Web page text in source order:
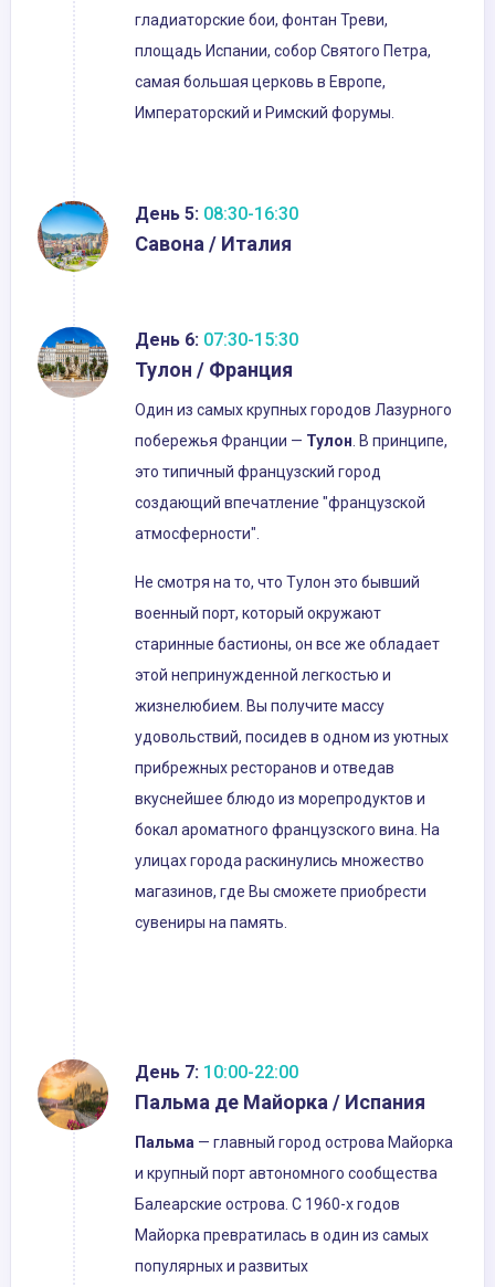
гладиаторские бои, фонтан Треви,
площадь Испании, собор Святого Петра,
самая большая церковь в Европе,
Императорский и Римский форумы.
День 5: 08:30-16:30
Савона / Италия
День 6: 07:30-15:30
Тулон / Франция
Один из самых крупных городов Лазурного
побережья Франции — Тулон. В принципе,
это типичный французский город
создающий впечатление "французской
атмосферности".
Не смотря на то, что Тулон это бывший
военный порт, который окружают
старинные бастионы, он все же обладает
этой непринужденной легкостью и
жизнелюбием. Вы получите массу
удовольствий, посидев в одном из уютных
прибрежных ресторанов и отведав
вкуснейшее блюдо из морепродуктов и
бокал ароматного французского вина. На
улицах города раскинулись множество
магазинов, где Вы сможете приобрести
сувениры на память.
День 7: 10:00-22:00
Пальма де Майорка / Испания
Пальма — главный город острова Майорка
и крупный порт автономного сообщества
Балеарские острова. С 1960-х годов
Майорка превратилась в один из самых
популярных и развитых